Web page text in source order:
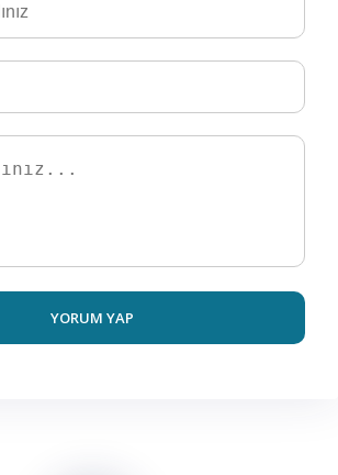
YORUM YAP